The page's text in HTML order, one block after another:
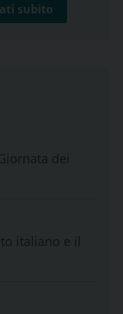
subito
dei
italiano e il